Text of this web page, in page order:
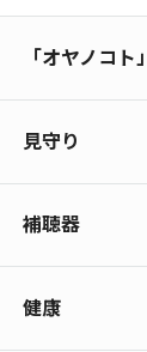
「オヤノコ
見守り
補聴器
健康
器
ホーム